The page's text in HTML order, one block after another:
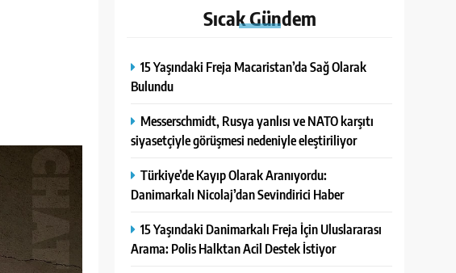
SıcakGündem
15 Yaşındaki Freja Macaristan’da Sağ Olarak
Bulundu
Messerschmidt, Rusya yanlısı ve NATO karşıtı
siyasetçiyle görüşmesi nedeniyle eleştiriliyor
Türkiye’de Kayıp Olarak Aranıyordu:
Danimarkalı Nicolaj’dan Sevindirici Haber
15 Yaşındaki Danimarkalı Freja İçin Uluslararası
Arama: Polis Halktan Acil Destek İstiyor